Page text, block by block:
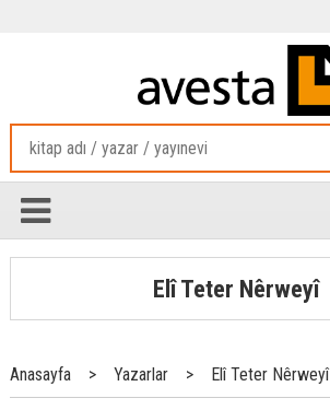
Elî Teter Nêrweyî
Anasayfa > Yazarlar > Elî Teter Nêrweyî